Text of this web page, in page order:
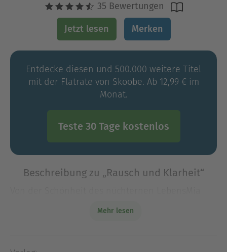
35 Bewertungen
Jetzt lesen Merken
Entdecke diesen und 500.000 weitere Titel
mit der Flatrate von Skoobe. Ab 12,99 € im
Monat.
Teste 30 Tage kostenlos
Beschreibung zu „Rausch und Klarheit“
fester Bestandteil ihrer Identität. So schlimm wie
Mehr lesen